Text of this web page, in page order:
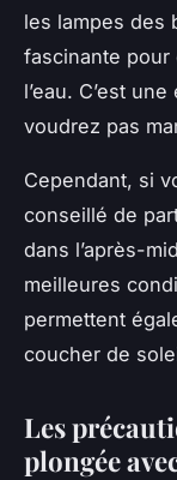
les lampes des
fascinante pour
l’eau. C’est
voudrez pas
Cependant, si
conseillé de
dans l’après-
meilleures
permettent
coucher de
Les
plongée